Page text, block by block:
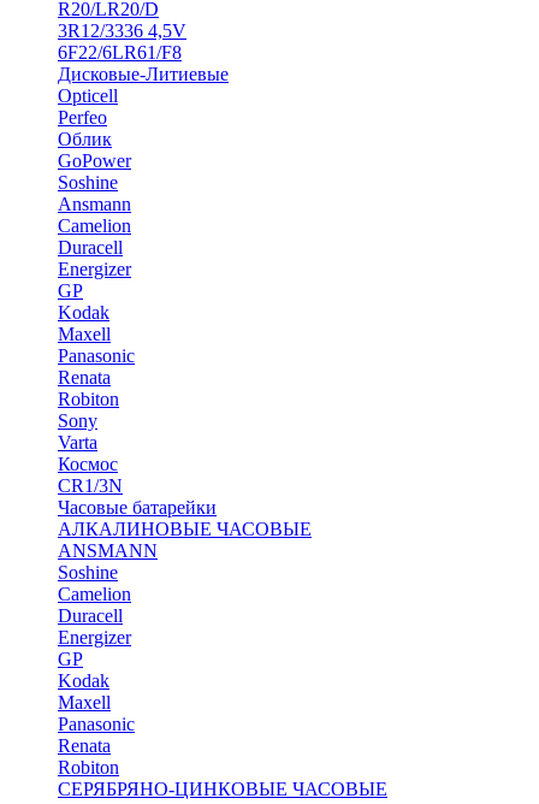
R20/LR20/D
3R12/3336 4,5V
6F22/6LR61/F8
Дисковые-Литиевые
Opticell
Perfeo
Облик
GoPower
Soshine
Ansmann
Camelion
Duracell
Energizer
GP
Kodak
Maxell
Panasonic
Renata
Robiton
Sony
Varta
Космос
CR1/3N
Часовые батарейки
АЛКАЛИНОВЫЕ ЧАСОВЫЕ
ANSMANN
Soshine
Camelion
Duracell
Energizer
GP
Kodak
Maxell
Panasonic
Renata
Robiton
СЕРЯБРЯНО-ЦИНКОВЫЕ ЧАСОВЫЕ